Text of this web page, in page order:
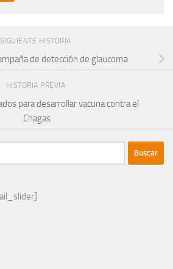
SIGUIENTE HISTORIA
de detección de glaucoma
HISTORIA PREVIA
para desarrollar vacuna contra el
Chagas